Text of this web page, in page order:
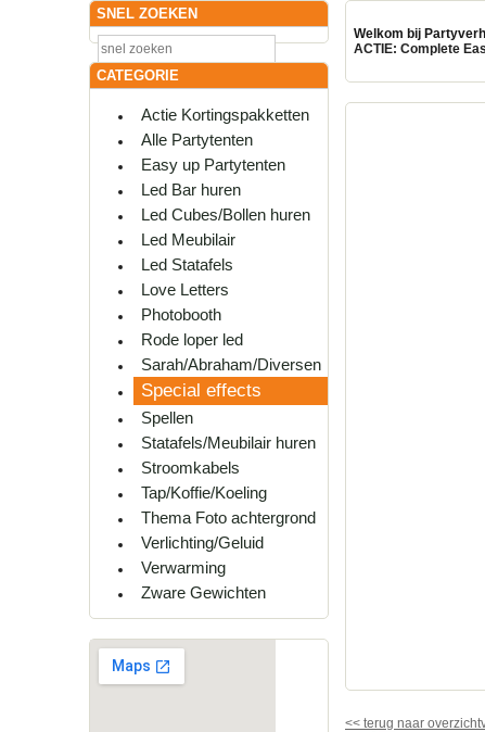
SNEL ZOEKEN
CATEGORIE
Actie Kortingspakketten
Alle Partytenten
Easy up Partytenten
Led Bar huren
Led Cubes/Bollen huren
Led Meubilair
Led Statafels
Love Letters
Photobooth
Rode loper led
Sarah/Abraham/Diversen
Special effects
Spellen
Statafels/Meubilair huren
Stroomkabels
Tap/Koffie/Koeling
Thema Foto achtergrond
Verlichting/Geluid
Verwarming
Zware Gewichten
Welkom bij
ACTIE: Complete
<< terug naar overzicht